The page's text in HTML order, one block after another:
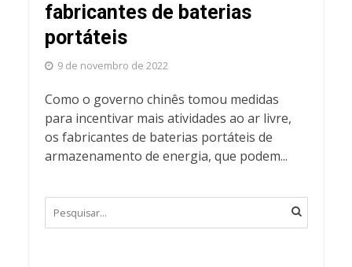
fabricantes de baterias
portáteis
9 de novembro de 2022
Como o governo chinês tomou medidas
para incentivar mais atividades ao ar livre,
os fabricantes de baterias portáteis de
armazenamento de energia, que podem...